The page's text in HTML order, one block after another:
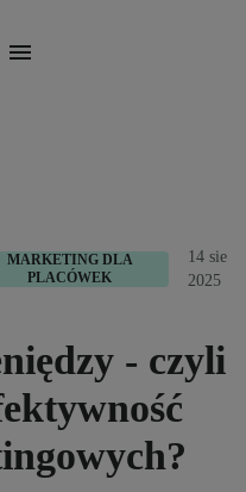
MARKETING DLA
PLACÓWEK
14 sie
2025
- czyli